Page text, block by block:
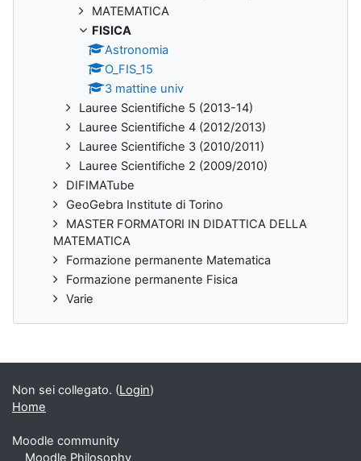
MATEMATICA
FISICA
Astronomia
O_FIS_15
3 mattine univ
Lauree Scientifiche 5 (2013-14)
Lauree Scientifiche 4 (2012/2013)
Lauree Scientifiche 3 (2010/2011)
Lauree Scientifiche 2 (2009/2010)
DIFIMATube
GeoGebra Institute di Torino
MASTER FORMATORI IN DIDATTICA DELLA
MATEMATICA
Formazione permanente Matematica
Formazione permanente Fisica
Varie
Non sei collegato. (Login)
Home
Moodle community
Moodle Philosophy